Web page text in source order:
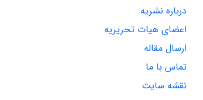
درباره نشریه
اعضای هیات تحریریه
ارسال مقاله
تماس با ما
نقشه سایت